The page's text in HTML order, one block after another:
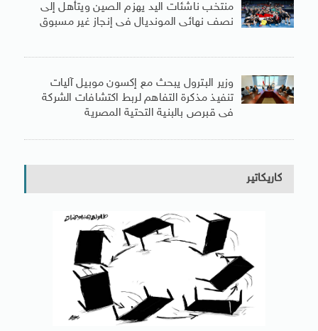
منتخب ناشئات اليد يهزم الصين ويتأهل إلى
نصف نهائى المونديال فى إنجاز غير مسبوق
وزير البترول يبحث مع إكسون موبيل آليات
تنفيذ مذكرة التفاهم لربط اكتشافات الشركة
فى قبرص بالبنية التحتية المصرية
كاريكاتير